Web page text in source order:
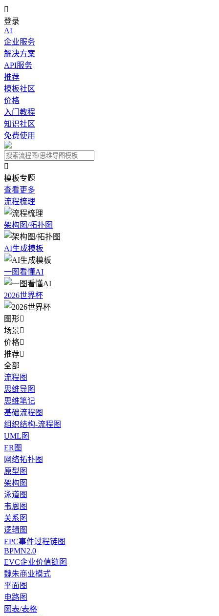

登录
AI
企业服务
解决方案
API服务
推荐
模板社区
价格
入门教程
知识社区
免费使用

模板专题
查看更多
流程梳理
架构图/拓扑图
AI生成模板
一图看懂AI
2026世界杯
图形
场景
价格
推荐
全部
流程图
思维导图
思维笔记
基础流程图
组织结构-流程图
UML图
ER图
网络拓扑图
原型图
架构图
泳道图
韦恩图
关系图
逻辑图
EPC事件过程链图
BPMN2.0
EVC企业价值链图
魏朱商业模式
平面图
电路图
图表/表格